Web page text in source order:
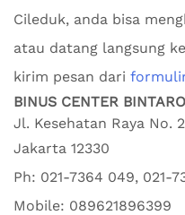
Cileduk, anda bisa
atau datang langsung
kirim pesan dari
BINUS CENTER BINTARO
Jl. Kesehatan Raya No.
Jakarta 12330
Ph: 021-7364 049, 021-
Mobile: 089621896399